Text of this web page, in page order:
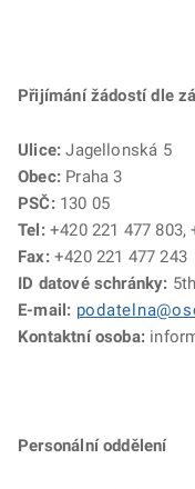
Přijímání žádostí dle
Ulice:Jagellonská 5
Obec: Praha 3
PSČ: 130 05
Tel:+420 221 477 803,
Fax: +420 221 477 243
ID datové schránky:
E-mail:
Kontaktní osoba:
Personální oddělení